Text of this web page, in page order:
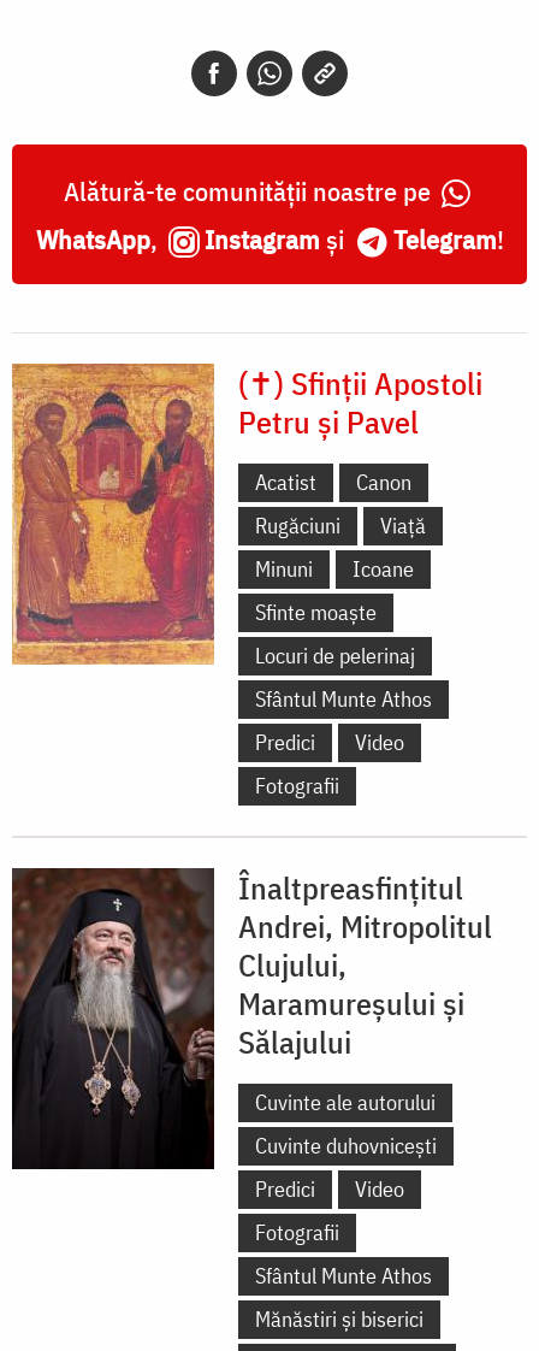
Alătură-te comunității noastre pe
WhatsApp, Instagram și Telegram!
(✝) Sfinții Apostoli
Petru și Pavel
Acatist
Canon
Rugăciuni
Viață
Minuni
Icoane
Sfinte moaște
Locuri de pelerinaj
Sfântul Munte Athos
Predici
Video
Fotografii
Înaltpreasfințitul
Andrei, Mitropolitul
Clujului,
Maramureșului și
Sălajului
Cuvinte ale autorului
Cuvinte duhovnicești
Predici
Video
Fotografii
Sfântul Munte Athos
Mănăstiri și biserici